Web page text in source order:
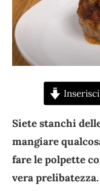
Siete stanchi
mangiare
fare le polpette
vera prelibatezza.